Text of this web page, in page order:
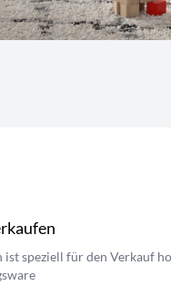
ist speziell für den Verkauf